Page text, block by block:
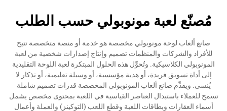
مُصنّع لعبة مونوبولي حسب الطلب
صانع ألعاب لوحة مونوبولي مخصصة هو خدمة أو منصة متخصصة تتيح
للأفراد والشركات والمنظمات تصميم وإنتاج إصدارات شخصية من لعبة
المونوبولي الكلاسيكية. وتُحوِّل هذه الحلول المبتكرة لعبة اللوحة التقليدية
إلى أداة تسويق فريدة، أو هدية مؤسسية، أو وسيلة تعليمية، أو تذكار لا
يُنسى. ويقدِّم صانع ألعاب المونوبولي المخصصة قدرات تصميم شاملة
تسمح للعملاء باستبدال العناصر القياسية في اللعبة بمحتوى مخصص يشمل
أسماء العقارات وبطاقات اللعبة وقطع اللعب (التوكينز) والعملة وأعمال